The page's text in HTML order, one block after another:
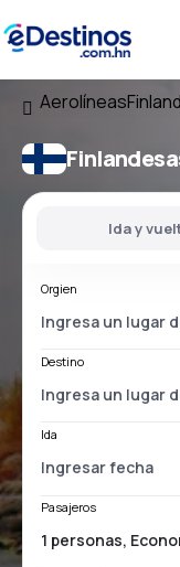
Aerolíneas
Ida y
Orgien
Destino
Ida
Pasajeros